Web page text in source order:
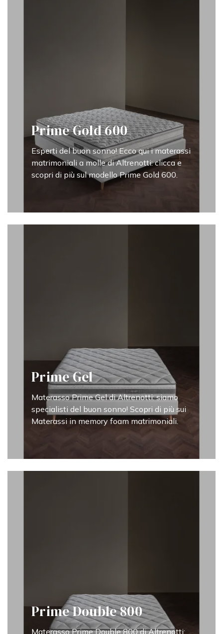
Prime Gold 600
Esperti del buon sonno! Ecco qui i materassi
matrimoniali a molle di Altrenotti: clicca e
scopri di più sul modello Prime Gold 600.
Prime Gel
Materasso Prime Gel di Altrenotti: siamo
specialisti del buon sonno! Scopri di più sui
Materassi in memory foam matrimoniali.
Prime Double 800
Materasso Prime Double 800 di Altrenotti: